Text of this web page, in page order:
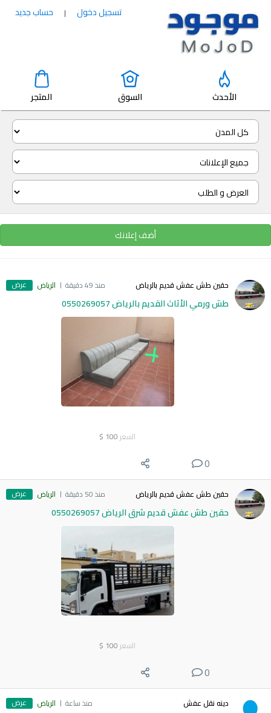
تسجيل دخول | حساب جديد
الأحدث السوق المتجر
أضف إعلانك
حقين طش عفش قديم بالرياض منذ 49 دقيقة الرياض عرض
طش ورمي الأثاث القديم بالرياض 0550269057
السعر 100
$
0
حقين طش عفش قديم بالرياض منذ 50 دقيقة الرياض عرض
حقين طش عفش قديم شرق الرياض 0550269057
السعر 100
$
0
دينه نقل عفش منذ ساعة الرياض عرض